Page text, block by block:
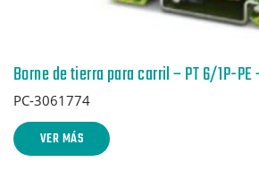
Borne de tierra para carril – PT 6/1P-PE
PC-3061774
VER MÁS